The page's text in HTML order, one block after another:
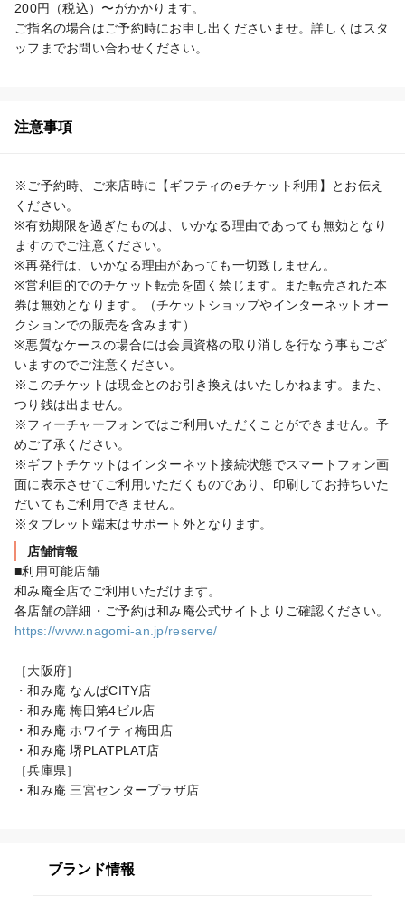
200円（税込）〜がかかります。
ご指名の場合はご予約時にお申し出くださいませ。詳しくはスタ
ッフまでお問い合わせください。
注意事項
※ご予約時、ご来店時に【ギフティのeチケット利用】とお伝え
ください。
※有効期限を過ぎたものは、いかなる理由であっても無効となり
ますのでご注意ください。
※再発行は、いかなる理由があっても一切致しません。
※営利目的でのチケット転売を固く禁じます。また転売された本
券は無効となります。（チケットショップやインターネットオー
クションでの販売を含みます）
※悪質なケースの場合には会員資格の取り消しを行なう事もござ
いますのでご注意ください。
※このチケットは現金とのお引き換えはいたしかねます。また、
つり銭は出ません。
※フィーチャーフォンではご利用いただくことができません。予
めご了承ください。
※ギフトチケットはインターネット接続状態でスマートフォン画
面に表示させてご利用いただくものであり、印刷してお持ちいた
だいてもご利用できません。
※タブレット端末はサポート外となります。
店舗情報
■利用可能店舗
和み庵全店でご利用いただけます。
https://www.nagomi-an.jp/reserve/
［大阪府］
・和み庵 なんばCITY店
・和み庵 梅田第4ビル店
・和み庵 ホワイティ梅田店
・和み庵 堺PLATPLAT店
［兵庫県］
・和み庵 三宮センタープラザ店
ブランド情報